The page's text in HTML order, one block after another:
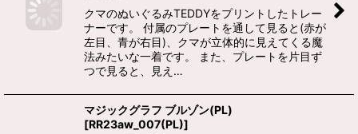
クマのぬいぐるみTEDDYをプリントしたトレー
ナーです。 付属のプレートを通して見ると(赤が
左目、青が右目)、クマが立体的に見えてくる魔
法みたいな一着です。 また、プレートを片目ず
つで見ると、見え…
マジックグラフ ブルゾン(PL)
[RR23aw_007(PL)]